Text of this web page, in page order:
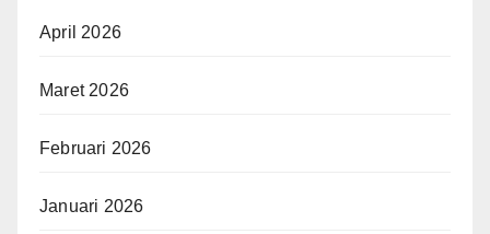
April 2026
Maret 2026
Februari 2026
Januari 2026